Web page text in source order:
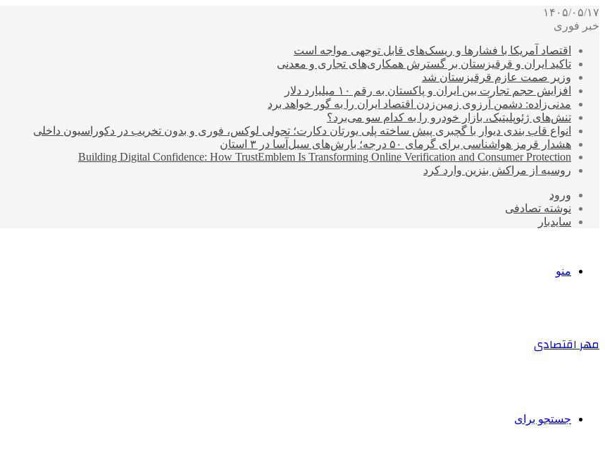
۱۴۰۵/۰۵/۱۷
خبر فوری
اقتصاد آمریکا با فشارها و ریسک‌های قابل توجهی مواجه است
تاکید ایران و قرقیزستان بر گسترش همکاری‌های تجاری و معدنی
وزیر صمت عازم قرقیزستان شد
افزایش حجم تجارت بین ایران و پاکستان به رقم ۱۰ میلیارد دلار
مدنی‌زاده: دشمن آرزوی زمین‌زدن اقتصاد ایران را به گور خواهد برد
تنش‌های ژئوپلیتیک، بازار خودرو را به کدام سو می‌برد؟
انواع قاب بندی دیوار با گچبری پیش ساخته پلی یورتان دکارت؛ تحولی لوکس، فوری و بدون تخریب در دکوراسیون داخلی
هشدار قرمز هواشناسی برای گرمای ۵۰ درجه؛ بارش‌های سیل‌آسا در ۳ استان
Building Digital Confidence: How TrustEmblem Is Transforming Online Verification and Consumer Protection
روسیه از مراکش بنزین وارد کرد
ورود
نوشته تصادفی
سایدبار
منو
مهر اقتصادی
جستجو برای